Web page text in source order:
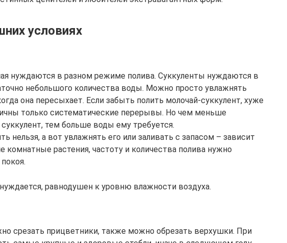
условиях
нуждаются в разном режиме полива. Суккуленты нуждаются в
небольшого количества воды. Можно просто увлажнять
она пересыхает. Если забыть полить молочай-суккулент, хуже
только систематические перерывы. Но чем меньше
тем больше воды ему требуется.
нельзя, а вот увлажнять его или заливать с запасом – зависит
комнатные растения, частоту и количества полива нужно
равнодушен к уровню влажности воздуха.
срезать прицветники, также можно обрезать верхушки. При